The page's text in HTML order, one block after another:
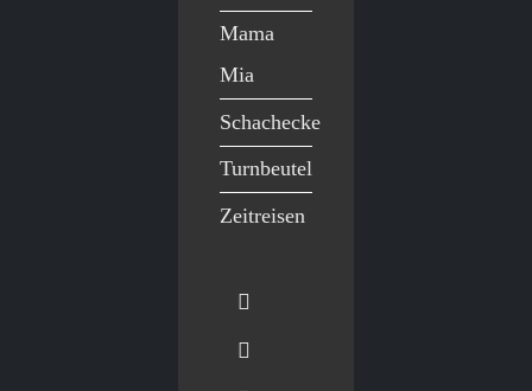
Mama
Mia
Schachecke
Turnbeutel
Zeitreisen